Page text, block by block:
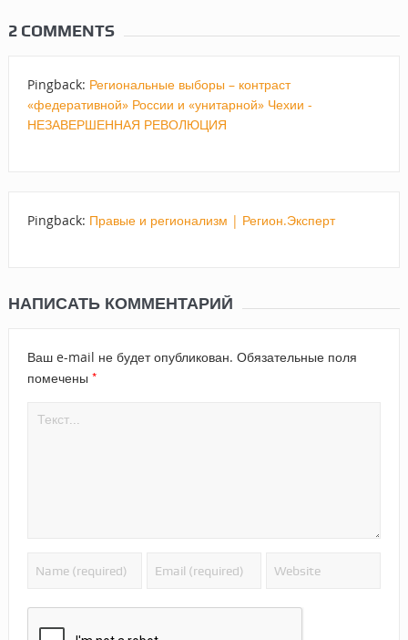
2 COMMENTS
Pingback: Региональные выборы – контраст
«федеративной» России и «унитарной» Чехии -
НЕЗАВЕРШЕННАЯ РЕВОЛЮЦИЯ
Pingback: Правые и регионализм | Регион.Эксперт
НАПИСАТЬ КОММЕНТАРИЙ
Ваш e-mail не будет опубликован. Обязательные поля
помечены *